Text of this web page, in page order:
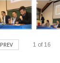
PREV 1 of 16